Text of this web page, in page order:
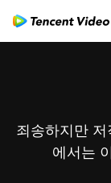
죄송하지만
에서는